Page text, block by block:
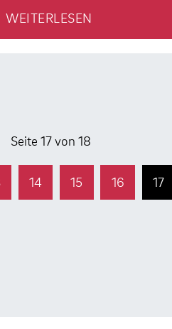
WEITERLESEN
Seite 17 von 18
14 15 16 17